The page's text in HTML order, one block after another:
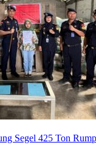
Segel 425 Ton